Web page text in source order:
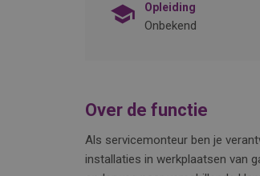
Opleiding
Onbekend
Over de functie
Als servicemonteur ben je
installaties in werkplaatsen van